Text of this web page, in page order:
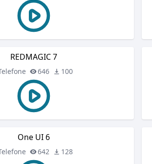
REDMAGIC 7
646 100
One UI 6
642 128